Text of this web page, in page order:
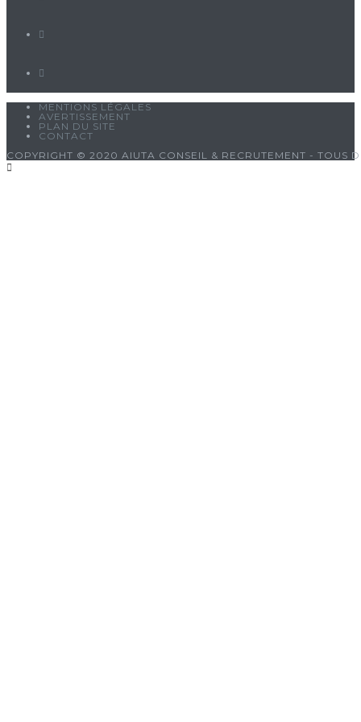
MENTIONS LÉGALES
AVERTISSEMENT
PLAN DU SITE
CONTACT
COPYRIGHT © 2020 AIUTA CONSEIL & RECRUTEMENT - TOUS